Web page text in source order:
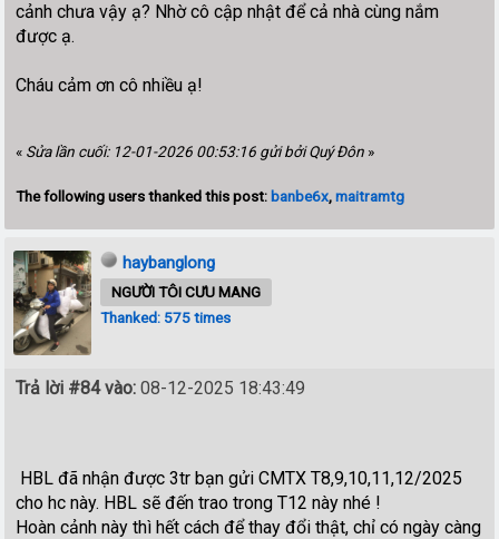
cảnh chưa vậy ạ? Nhờ cô cập nhật để cả nhà cùng nắm
được ạ.
Cháu cảm ơn cô nhiều ạ!
« Sửa lần cuối: 12-01-2026 00:53:16 gửi bởi Quý Đôn »
The following users thanked this post: banbe6x,maitramtg
haybanglong
NGƯỜI TÔI CƯU MANG
Thanked: 575 times
Trả lời #84 vào: 08-12-2025 18:43:49
HBL đã nhận được 3tr bạn gửi CMTX T8,9,10,11,12/2025
cho hc này. HBL sẽ đến trao trong T12 này nhé !
Hoàn cảnh này thì hết cách để thay đổi thật, chỉ có ngày càng